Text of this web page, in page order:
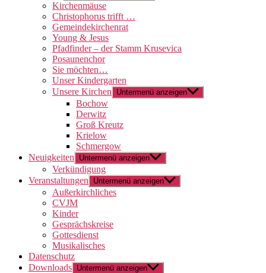
Kirchenmäuse
Christophorus trifft …
Gemeindekirchenrat
Young & Jesus
Pfadfinder – der Stamm Krusevica
Posaunenchor
Sie möchten…
Unser Kindergarten
Unsere Kirchen
Untermenü anzeigen
Bochow
Derwitz
Groß Kreutz
Krielow
Schmergow
Neuigkeiten
Untermenü anzeigen
Verkündigung
Veranstaltungen
Untermenü anzeigen
Außerkirchliches
CVJM
Kinder
Gesprächskreise
Gottesdienst
Musikalisches
Datenschutz
Downloads Untermenü anzeigen